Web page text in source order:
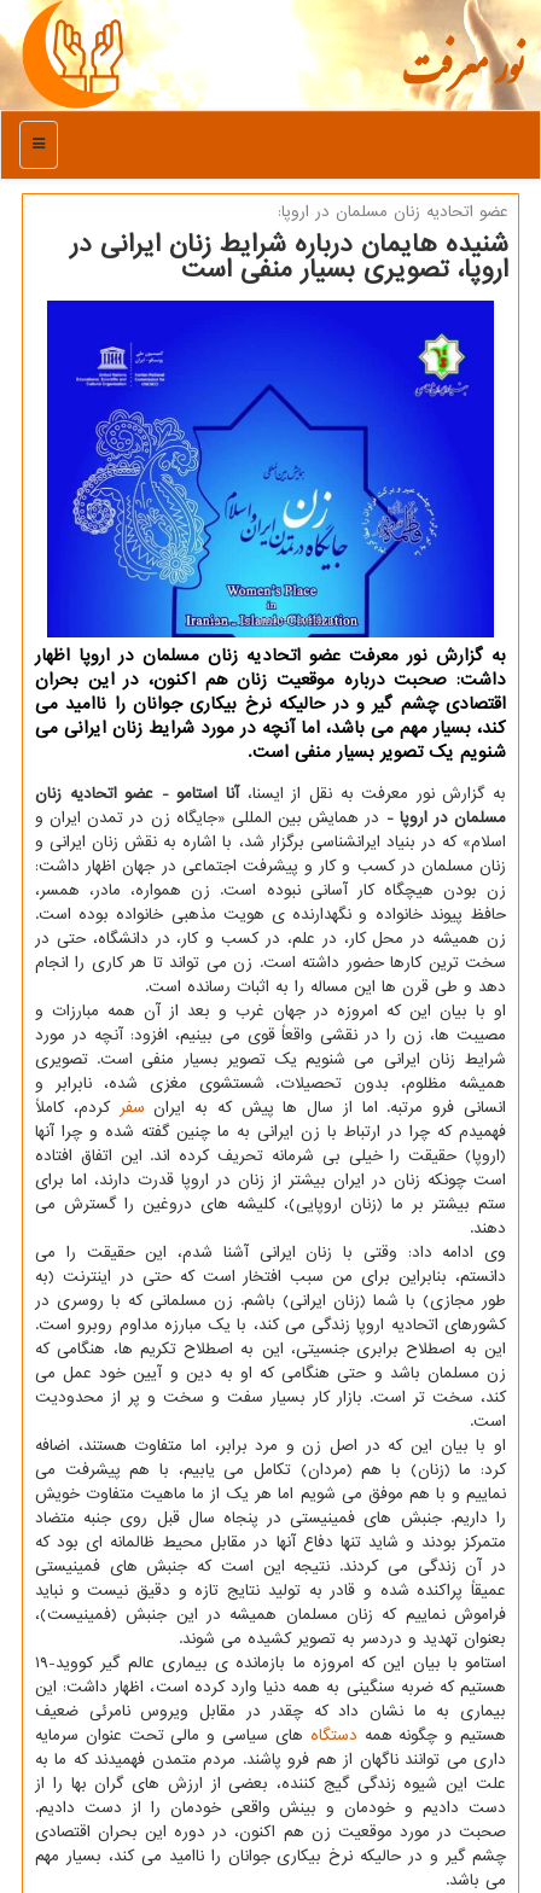
نور معرفت
منو
عضو اتحادیه زنان مسلمان در اروپا:
شنیده هایمان درباره شرایط زنان ایرانی در
اروپا، تصویری بسیار منفی است
به گزارش نور معرفت عضو اتحادیه زنان مسلمان در اروپا اظهار
داشت: صحبت درباره موقعیت زنان هم اكنون، در این بحران
اقتصادی چشم گیر و در حالیكه نرخ بیكاری جوانان را ناامید می
كند، بسیار مهم می باشد، اما آنچه در مورد شرایط زنان ایرانی می
شنویم یك تصویر بسیار منفی است.
به گزارش نور معرفت به نقل از ایسنا،آنا استامو - عضو اتحادیه زنان
مسلمان در اروپا - در همایش بین المللی «جایگاه زن در تمدن ایران و
اسلام» که در بنیاد ایرانشناسی برگزار شد، با اشاره به نقش زنان ایرانی و
زنان مسلمان در کسب و کار و پیشرفت اجتماعی در جهان اظهار داشت:
زن بودن هیچگاه کار آسانی نبوده است. زن همواره، مادر، همسر،
حافظ پیوند خانواده و نگهدارنده ی هویت مذهبی خانواده بوده است.
زن همیشه در محل کار، در علم، در کسب و کار، در دانشگاه، حتی در
سخت ترین کارها حضور داشته است. زن می تواند تا هر کاری را انجام
دهد و طی قرن ها این مساله را به اثبات رسانده است.
او با بیان این که امروزه در جهان غرب و بعد از آن همه مبارزات و
مصیبت ها، زن را در نقشی واقعاً قوی می بینیم، افزود: آنچه در مورد
شرایط زنان ایرانی می شنویم یک تصویر بسیار منفی است. تصویری
همیشه مظلوم، بدون تحصیلات، شستشوی مغزی شده، نابرابر و
انسانی فرو مرتبه. اما از سال ها پیش که به ایران سفر کردم، کاملاً
فهمیدم که چرا در ارتباط با زن ایرانی به ما چنین گفته شده و چرا آنها
(اروپا) حقیقت را خیلی بی شرمانه تحریف کرده اند. این اتفاق افتاده
است چونکه زنان در ایران بیشتر از زنان در اروپا قدرت دارند، اما برای
ستم بیشتر بر ما (زنان اروپایی)، کلیشه های دروغین را گسترش می
دهند.
وی ادامه داد: وقتی با زنان ایرانی آشنا شدم، این حقیقت را می
دانستم، بنابراین برای من سبب افتخار است که حتی در اینترنت (به
طور مجازی) با شما (زنان ایرانی) باشم. زن مسلمانی که با روسری در
کشورهای اتحادیه اروپا زندگی می کند، با یک مبارزه مداوم روبرو است.
این به اصطلاح برابری جنسیتی، این به اصطلاح تکریم ها، هنگامی که
زن مسلمان باشد و حتی هنگامی که او به دین و آیین خود عمل می
کند، سخت تر است. بازار کار بسیار سفت و سخت و پر از محدودیت
است.
او با بیان این که در اصل زن و مرد برابر، اما متفاوت هستند، اضافه
کرد: ما (زنان) با هم (مردان) تکامل می یابیم، با هم پیشرفت می
نماییم و با هم موفق می شویم اما هر یک از ما ماهیت متفاوت خویش
را داریم. جنبش های فمینیستی در پنجاه سال قبل روی جنبه متضاد
متمرکز بودند و شاید تنها دفاع آنها در مقابل محیط ظالمانه ای بود که
در آن زندگی می کردند. نتیجه این است که جنبش های فمینیستی
عمیقاً پراکنده شده و قادر به تولید نتایج تازه و دقیق نیست و نباید
فراموش نماییم که زنان مسلمان همیشه در این جنبش (فمینیست)،
بعنوان تهدید و دردسر به تصویر کشیده می شوند.
استامو با بیان این که امروزه ما بازمانده ی بیماری عالم گیر کووید-۱۹
هستیم که ضربه سنگینی به همه دنیا وارد کرده است، اظهار داشت: این
بیماری به ما نشان داد که چقدر در مقابل ویروس نامرئی ضعیف
هستیم و چگونه همه دستگاه های سیاسی و مالی تحت عنوان سرمایه
داری می توانند ناگهان از هم فرو پاشند. مردم متمدن فهمیدند که ما به
علت این شیوه زندگی گیج کننده، بعضی از ارزش های گران بها را از
دست دادیم و خودمان و بینش واقعی خودمان را از دست دادیم.
صحبت در مورد موقعیت زن هم اکنون، در دوره این بحران اقتصادی
چشم گیر و در حالیکه نرخ بیکاری جوانان را ناامید می کند، بسیار مهم
می باشد.